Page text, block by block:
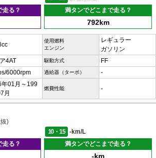
走る？
満タンでどこまで走る？
792km
使用燃料
エンジン
レギュラー
ガソリン
4AT 駆動方式 FF
6000rpm 過給器（ターボ） -
年01月～199
月
燃費性能 -
)
10・15
-km/L
走る？
満タンでどこまで走る？
-km